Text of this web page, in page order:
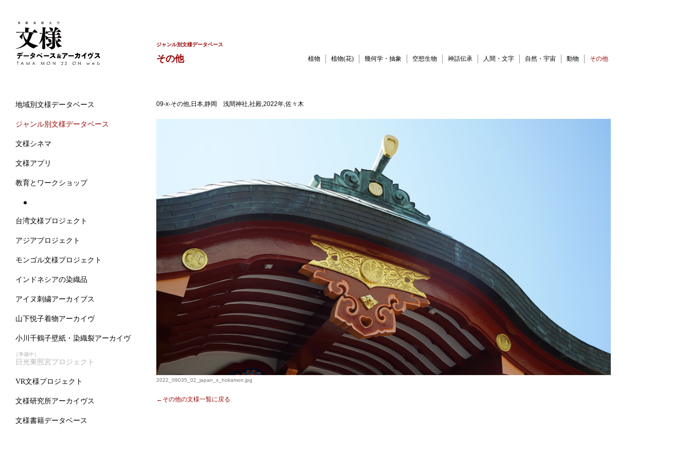
地域別文様データベース
ジャンル別文様データベース
文様シネマ
文様アプリ
教育とワークショップ
台湾文様プロジェクト
アジアプロジェクト
モンゴル文様プロジェクト
インドネシアの染織品
アイヌ刺繍アーカイブス
山下悦子着物アーカイヴ
小川千鶴子壁紙・染織裂アーカイヴ
［準備中］
日光東照宮プロジェクト
VR文様プロジェクト
文様研究所アーカイヴス
文様書籍データベース
ジャンル別文様データベース
その他 植物 植物(花) 幾何学・抽象 空想生物 神話伝承 人間・文字 自然・宇宙 動物 その他
09-x-その他,日本,静岡 浅間神社,社殿,2022年,佐々木
2022_09035_02_japan_x_hokamon.jpg
←その他の文様一覧に戻る